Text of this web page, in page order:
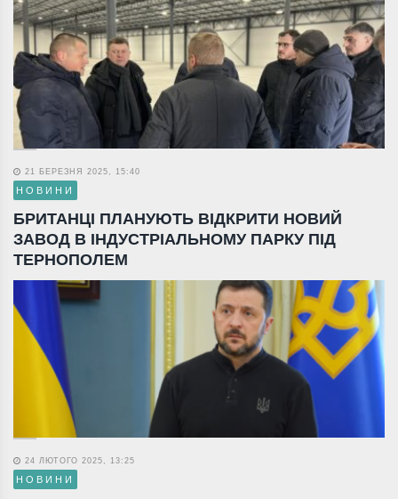
21 БЕРЕЗНЯ 2025, 15:40
НОВИНИ
БРИТАНЦІ ПЛАНУЮТЬ ВІДКРИТИ НОВИЙ
ЗАВОД В ІНДУСТРІАЛЬНОМУ ПАРКУ ПІД
ТЕРНОПОЛЕМ
24 ЛЮТОГО 2025, 13:25
НОВИНИ